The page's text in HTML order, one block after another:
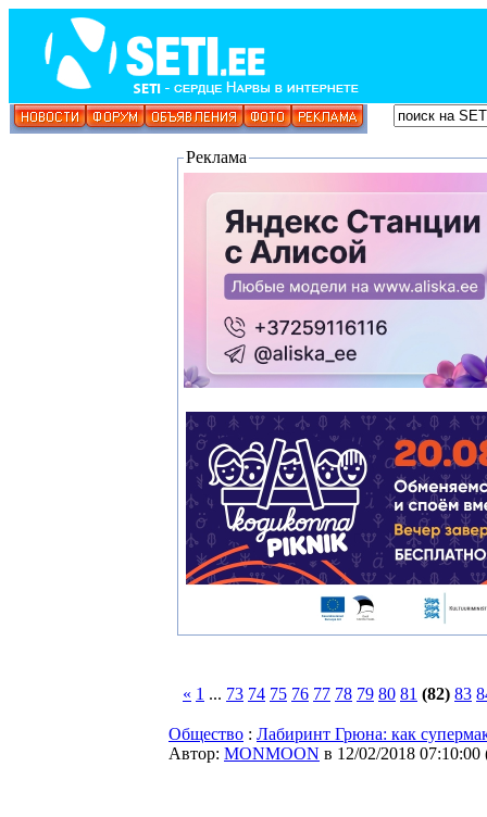
Реклама
« 1 ... 73 74 75 76 77 78 79 80 81 (82) 83
Общество : Лабиринт Грюна: как
Автор: MONMOON в 12/02/2018 07:10:00